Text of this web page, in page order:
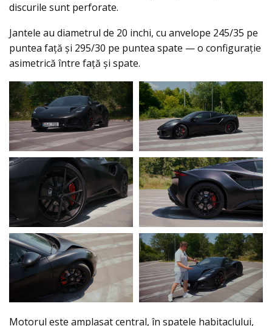
discurile sunt perforate.
Jantele au diametrul de 20 inchi, cu anvelope 245/35 pe
puntea față și 295/30 pe puntea spate — o configurație
asimetrică între față și spate.
Motorul este amplasat central, în spatele habitaclului,